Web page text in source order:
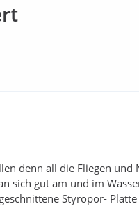
denn all die Fliegen und
sich gut am und im
Styropor-